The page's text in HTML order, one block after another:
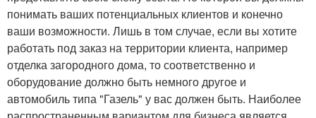
понимать ваших потенциальных клиентов и конечно
ваши возможности. Лишь в том случае, если вы хотите
работать под заказ на территории клиента, например
отделка загородного дома, то соответственно и
оборудование должно быть немного другое и
автомобиль типа "Газель" у вас должен быть. Наиболее